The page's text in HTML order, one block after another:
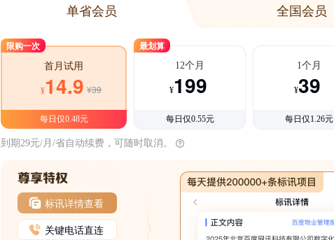
单省会员 全国会员
限购一次
首月试用
¥14.9 ¥39
每日仅0.48元
最划算
12个月
¥199
每日仅0.55元
1个月
¥39
每日仅1.26元
到期29元/月/省自动续费，可随时取消。
标讯详情查看
关键电话直连